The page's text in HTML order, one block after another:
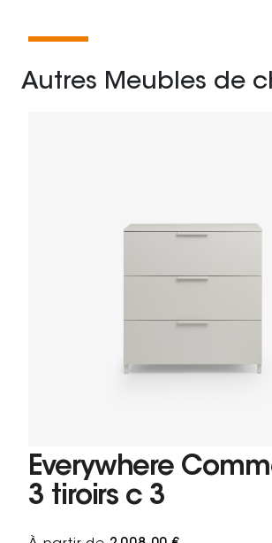
Autres Meubles de
Everywhere
3 tiroirs c 3